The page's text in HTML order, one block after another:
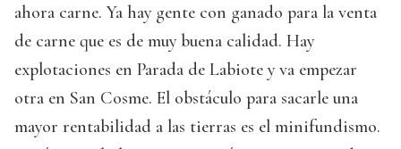
ahora carne. Ya hay gente con ganado para la venta
de carne que es de muy buena calidad. Hay
explotaciones en Parada de Labiote y va empezar
otra en San Cosme. El obstáculo para sacarle una
mayor rentabilidad a las tierras es el minifundismo.